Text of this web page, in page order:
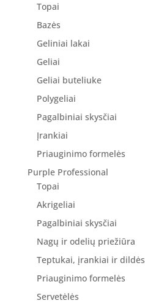
Topai
Bazės
Geliniai lakai
Geliai
Geliai buteliuke
Polygeliai
Pagalbiniai skysčiai
Įrankiai
Priauginimo formelės
Purple Professional
Topai
Akrigeliai
Pagalbiniai skysčiai
Nagų ir odelių priežiūra
Teptukai, įrankiai ir dildės
Priauginimo formelės
Servetėlės